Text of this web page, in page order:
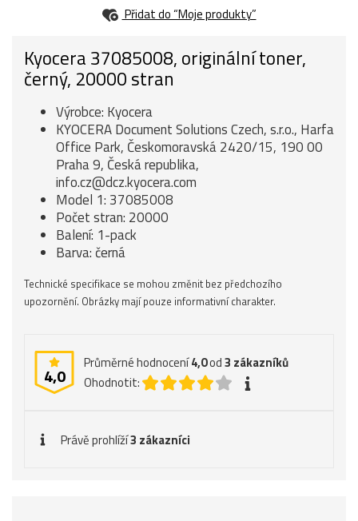
Přidat do “Moje produkty”
Kyocera 37085008, originální toner,
černý, 20000 stran
Výrobce: Kyocera
KYOCERA Document Solutions Czech, s.r.o., Harfa
Office Park, Českomoravská 2420/15, 190 00
Praha 9, Česká republika,
info.cz@dcz.kyocera.com
Model 1: 37085008
Počet stran: 20000
Balení: 1-pack
Barva: černá
Technické specifikace se mohou změnit bez předchozího
upozornění. Obrázky mají pouze informativní charakter.
4,0
Průměrné hodnocení4,0od3 zákazníků
Ohodnotit:
Právě prohlíží3 zákazníci